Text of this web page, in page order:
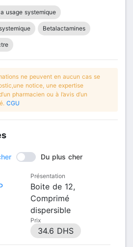
usage systemique
Betalactamines
ne peuvent en aucun cas se
notice, une expertise
pharmacien ou à l’avis d’un
CGU
Du plus cher
Présentation
Boite de 12,
Comprimé
dispersible
Prix
34.6 DHS